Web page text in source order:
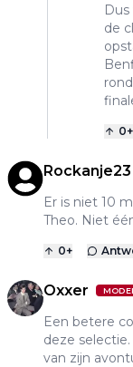
de
0+
Rockanje23
Er is niet 10
Theo. Niet
0+
Oxxer
Een betere
deze
van zijn